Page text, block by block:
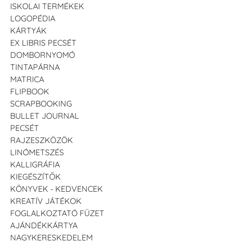
ISKOLAI TERMÉKEK
LOGOPÉDIA
KÁRTYÁK
EX LIBRIS PECSÉT
DOMBORNYOMÓ
TINTAPÁRNA
MATRICA
FLIPBOOK
SCRAPBOOKING
BULLET JOURNAL
PECSÉT
RAJZESZKÖZÖK
LINÓMETSZÉS
KALLIGRÁFIA
KIEGÉSZÍTŐK
KÖNYVEK - KEDVENCEK
KREATÍV JÁTÉKOK
FOGLALKOZTATÓ FÜZET
AJÁNDÉKKÁRTYA
NAGYKERESKEDELEM